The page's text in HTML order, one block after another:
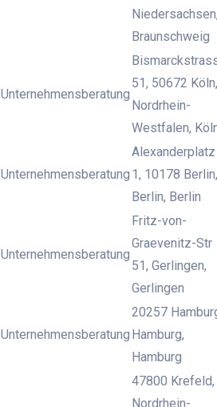
Braunschweig
Unternehmensberatung
51, 50672 Köln,
Nordrhein-
Westfalen,
Unternehmensberatung
Alexanderplatz
1, 10178 Berlin,
Berlin, Berlin
Unternehmensberatung
Fritz-von-
Graevenitz-Str
51, Gerlingen,
Gerlingen
Unternehmensberatung
20257
Hamburg,
Hamburg
47800 Krefeld,
Nordrhein-